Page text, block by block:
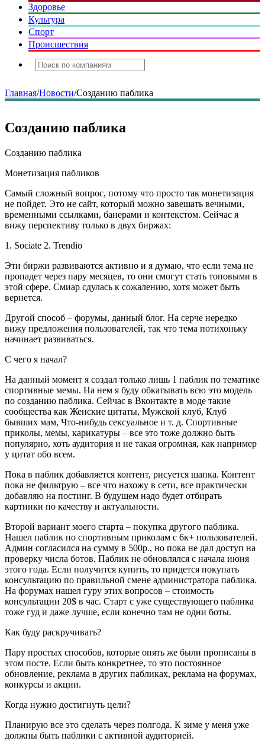
Здоровье
Культура
Спорт
Происшествия
Главная/Новости/Созданию паблика
Созданию паблика
Созданию паблика
Монетизация пабликов
Самый сложный вопрос, потому что просто так монетизация
не пойдет. Это не сайт, который можно завешать вечными,
временными ссылками, банерами и контекстом. Сейчас я
вижу перспективу только в двух биржах:
1. Sociate 2. Trendio
Эти биржи развиваются активно и я думаю, что если тема не
пропадет через пару месяцев, то они смогут стать топовыми в
этой сфере. Смиар сдулась к сожалению, хотя может быть
вернется.
Другой способ – форумы, данный блог. На серче нередко
вижу предложения пользователей, так что тема потихоньку
начинает развиваться.
С чего я начал?
На данный момент я создал только лишь 1 паблик по тематике
спортивные мемы. На нем я буду обкатывать всю это модель
по созданию паблика. Сейчас в Вконтакте в моде такие
сообщества как Женские цитаты, Мужской клуб, Клуб
бывших мам, Что-нибудь сексуальное и т. д. Спортивные
приколы, мемы, карикатуры – все это тоже должно быть
популярно, хоть аудитория и не такая огромная, как например
у цитат обо всем.
Пока в паблик добавляется контент, рисуется шапка. Контент
пока не фильтрую – все что нахожу в сети, все практически
добавляю на постинг. В будущем надо будет отбирать
картинки по качеству и актуальности.
Второй вариант моего старта – покупка другого паблика.
Нашел паблик по спортивным приколам с 6к+ пользователей.
Админ согласился на сумму в 500р., но пока не дал доступ на
проверку числа ботов. Паблик не обновлялся с начала июня
этого года. Если получится купить, то придется покупать
консультацию по правильной смене администратора паблика.
На форумах нашел гуру этих вопросов – стоимость
консультации 20$ в час. Старт с уже существующего паблика
тоже гуд и даже лучше, если конечно там не одни боты.
Как буду раскручивать?
Пару простых способов, которые опять же были прописаны в
этом посте. Если быть конкретнее, то это постоянное
обновление, реклама в других пабликах, реклама на форумах,
конкурсы и акции.
Когда нужно достигнуть цели?
Планирую все это сделать через полгода. К зиме у меня уже
должны быть паблики с активной аудиторией.